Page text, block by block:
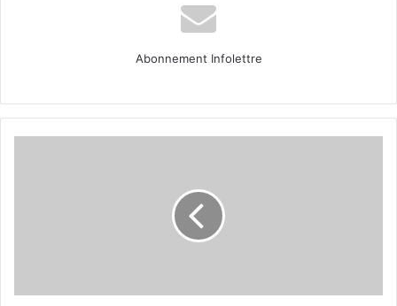
Abonnement Infolettre